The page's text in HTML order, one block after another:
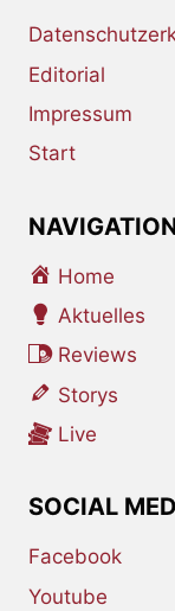
Editorial
Impressum
Start
Home
Aktuelles
Reviews
Storys
Live
SOCIAL
Facebook
Youtube